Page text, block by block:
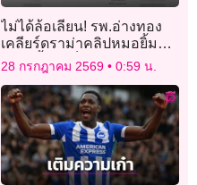
ไม่ได้ล้อเลียน! รพ.อ่างทอง
เคลียร์ดราม่าคลิปหมอยิ้ม
แถลงย้ำแค่ช็อกคำถามนัก
28 กรกฎาคม 2569 0:59 น.